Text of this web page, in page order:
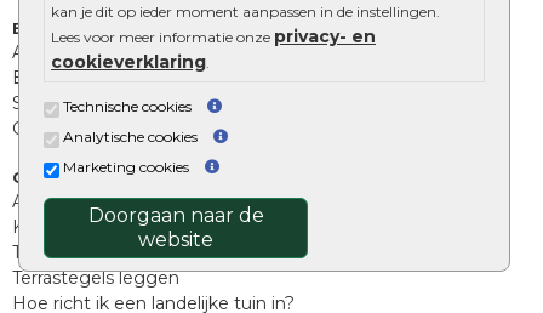
kan je dit op ieder moment aanpassen in de instellingen.
Lees voor meer informatie onze privacy- en
cookieverklaring
Technische cookies
Analytische cookies
Marketing cookies
Doorgaan naar de
website
Extra benodigdheden
Afwatering en diversen
Beplantings en betonelementen
Split, grind en zand
Oprit tegels
Overig
Aanbiedingen
Kunstgras
Tuintegels outlet
Terrastegels leggen
Hoe richt ik een landelijke tuin in?